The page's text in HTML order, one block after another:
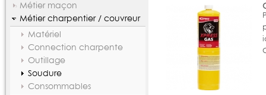
Métier maçon
Métier charpentier / couvreur
Matériel
Connection charpente
Outillage
Soudure
Consommables